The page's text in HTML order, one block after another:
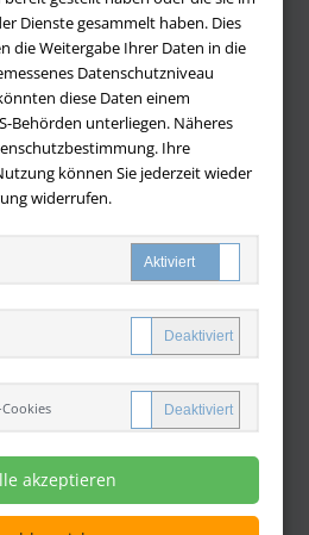
Dienste gesammelt haben. Dies
die Weitergabe Ihrer Daten in die
Datenschutzniveau
diese Daten einem
Behörden unterliegen. Näheres
Ihre
können Sie jederzeit wieder
widerrufen.
Sie Antworten auf häufig gestellte
mit SSL-Verschlüsselung
PayPal oder per Vorkasse